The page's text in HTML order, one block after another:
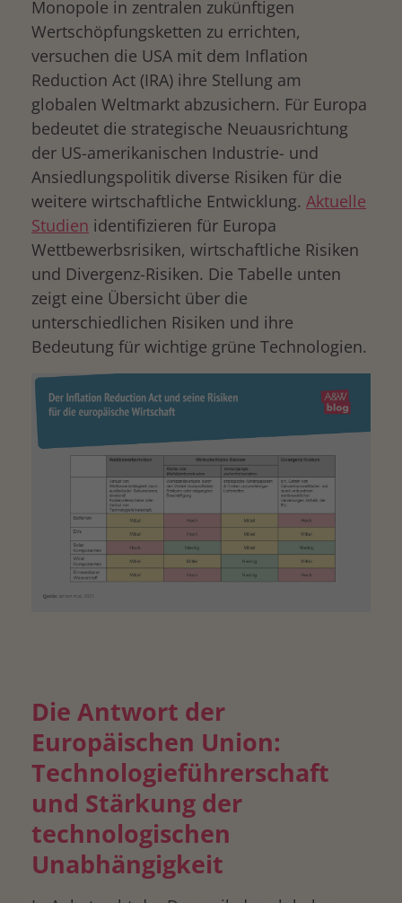
Monopole in zentralen zukünftigen
Wertschöpfungsketten zu errichten,
versuchen die USA mit dem Inflation
Reduction Act (IRA) ihre Stellung am
globalen Weltmarkt abzusichern. Für Europa
bedeutet die strategische Neuausrichtung
der US-amerikanischen Industrie- und
Ansiedlungspolitik diverse Risiken für die
weitere wirtschaftliche Entwicklung. Aktuelle
Studien identifizieren für Europa
Wettbewerbsrisiken, wirtschaftliche Risiken
und Divergenz-Risiken. Die Tabelle unten
zeigt eine Übersicht über die
unterschiedlichen Risiken und ihre
Bedeutung für wichtige grüne Technologien.
Die Antwort der
Europäischen Union:
Technologieführerschaft
und Stärkung der
technologischen
Unabhängigkeit